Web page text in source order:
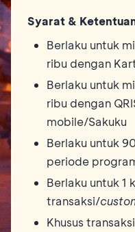
Syarat &
Berlaku untuk
ribu dengan
Berlaku untuk
ribu dengan
mobile/Sakuku
Berlaku untuk
periode
Berlaku untuk 1
transaksi/
Khusus